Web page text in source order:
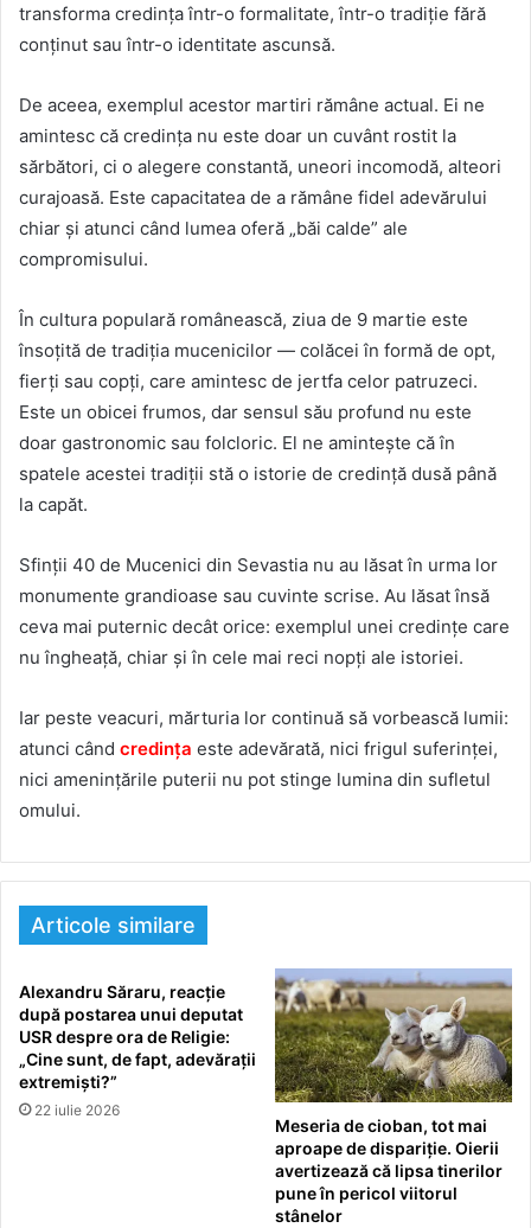
transforma credința într-o formalitate, într-o tradiție fără
conținut sau într-o identitate ascunsă.
De aceea, exemplul acestor martiri rămâne actual. Ei ne
amintesc că credința nu este doar un cuvânt rostit la
sărbători, ci o alegere constantă, uneori incomodă, alteori
curajoasă. Este capacitatea de a rămâne fidel adevărului
chiar și atunci când lumea oferă „băi calde” ale
compromisului.
În cultura populară românească, ziua de 9 martie este
însoțită de tradiția mucenicilor — colăcei în formă de opt,
fierți sau copți, care amintesc de jertfa celor patruzeci.
Este un obicei frumos, dar sensul său profund nu este
doar gastronomic sau folcloric. El ne amintește că în
spatele acestei tradiții stă o istorie de credință dusă până
la capăt.
Sfinții 40 de Mucenici din Sevastia nu au lăsat în urma lor
monumente grandioase sau cuvinte scrise. Au lăsat însă
ceva mai puternic decât orice: exemplul unei credințe care
nu îngheață, chiar și în cele mai reci nopți ale istoriei.
Iar peste veacuri, mărturia lor continuă să vorbească lumii:
atunci când credința este adevărată, nici frigul suferinței,
nici amenințările puterii nu pot stinge lumina din sufletul
omului.
Articole similare
Alexandru Săraru, reacție
după postarea unui deputat
USR despre ora de Religie:
„Cine sunt, de fapt, adevărații
extremiști?”
22 iulie 2026
Meseria de cioban, tot mai
aproape de dispariție. Oierii
avertizează că lipsa tinerilor
pune în pericol viitorul
stânelor